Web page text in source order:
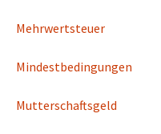
Mehrwertsteuer
Mindestbedingungen
Mutterschaftsgeld